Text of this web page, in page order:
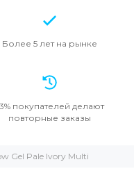
Более 5 летна рынке
покупателей делают
повторные заказы
Gel Pale Ivory Multi